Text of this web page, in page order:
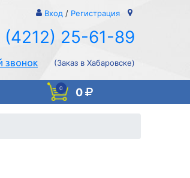
Вход / Регистрация
(4212) 25-61-89
звонок (Заказ в Хабаровске)
0 0